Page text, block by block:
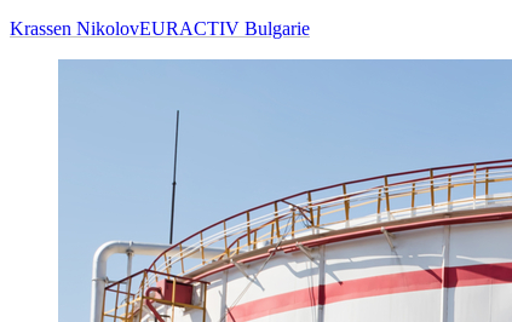
Krassen NikolovEURACTIV Bulgarie